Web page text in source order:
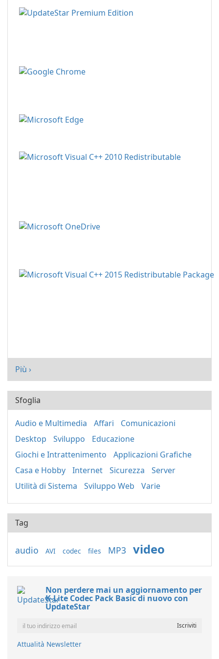
Più ›
Sfoglia
Audio e Multimedia Affari
Comunicazioni
Desktop
Sviluppo
Educazione
Giochi e Intrattenimento
Applicazioni Grafiche
Casa e Hobby
Internet Sicurezza
Server
Utilità di Sistema
Sviluppo Web Varie
Tag
audio AVI codec files MP3 video
Non perdere mai un aggiornamento per
K-Lite Codec Pack Basic di nuovo con
UpdateStar
Attualità Newsletter